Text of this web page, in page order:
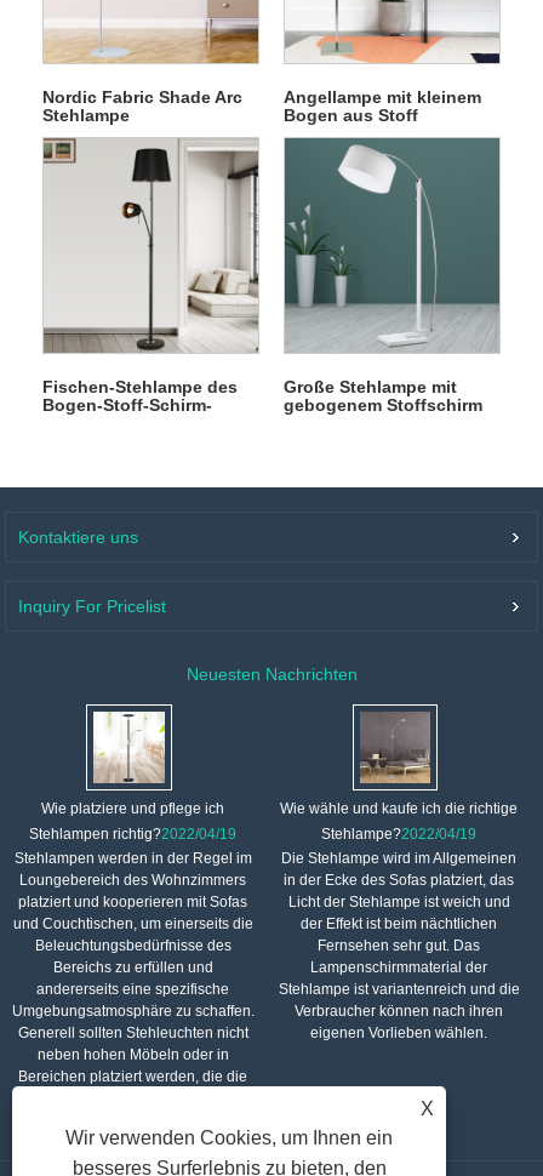
Nordic Fabric Shade Arc
Stehlampe
Angellampe mit kleinem
Bogen aus Stoff
Fischen-Stehlampe des
Bogen-Stoff-Schirm-
Große Stehlampe mit
gebogenem Stoffschirm
Kontaktiere uns
Inquiry For Pricelist
Neuesten Nachrichten
Wie platziere und pflege ich
Stehlampen richtig?2022/04/19
Stehlampen werden in der Regel im
Loungebereich des Wohnzimmers
platziert und kooperieren mit Sofas
und Couchtischen, um einerseits die
Beleuchtungsbedürfnisse des
Bereichs zu erfüllen und
andererseits eine spezifische
Umgebungsatmosphäre zu schaffen.
Generell sollten Stehleuchten nicht
neben hohen Möbeln oder in
Bereichen platziert werden, die die
Wie wähle und kaufe ich die richtige
Stehlampe?2022/04/19
Die Stehlampe wird im Allgemeinen
in der Ecke des Sofas platziert, das
Licht der Stehlampe ist weich und
der Effekt ist beim nächtlichen
Fernsehen sehr gut. Das
Lampenschirmmaterial der
Stehlampe ist variantenreich und die
Verbraucher können nach ihren
eigenen Vorlieben wählen.
X
Wir verwenden Cookies, um Ihnen ein
besseres Surferlebnis zu bieten, den